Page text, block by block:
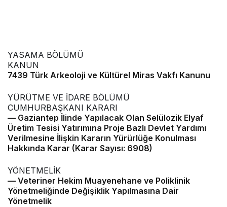
YASAMA BÖLÜMÜ
KANUN
7439 Türk Arkeoloji ve Kültürel Miras Vakfı Kanunu
YÜRÜTME VE İDARE BÖLÜMÜ
CUMHURBAŞKANI KARARI
–– Gaziantep İlinde Yapılacak Olan Selülozik Elyaf
Üretim Tesisi Yatırımına Proje Bazlı Devlet Yardımı
Verilmesine İlişkin Kararın Yürürlüğe Konulması
Hakkında Karar (Karar Sayısı: 6908)
YÖNETMELİK
–– Veteriner Hekim Muayenehane ve Poliklinik
Yönetmeliğinde Değişiklik Yapılmasına Dair
Yönetmelik